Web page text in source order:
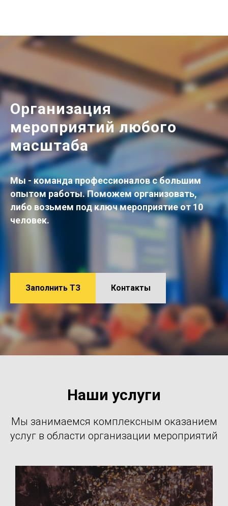
Организация
мероприятий любого
масштаба
Мы - команда профессионалов с большим
опытом работы. Поможем организовать,
либо возьмем под ключ мероприятие от 10
человек.
Заполнить ТЗ Контакты
Наши услуги
Мы занимаемся комплексным оказанием
услуг в области организации мероприятий